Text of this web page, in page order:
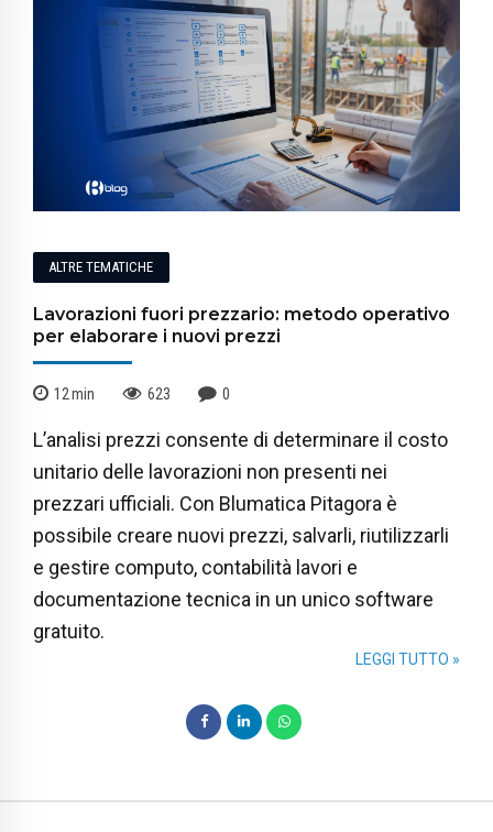
ALTRE TEMATICHE
Lavorazioni fuori prezzario: metodo operativo
per elaborare i nuovi prezzi
12min 623 0
L’analisi prezzi consente di determinare il costo
unitario delle lavorazioni non presenti nei
prezzari ufficiali. Con Blumatica Pitagora è
possibile creare nuovi prezzi, salvarli, riutilizzarli
e gestire computo, contabilità lavori e
documentazione tecnica in un unico software
gratuito.
LEGGI TUTTO »